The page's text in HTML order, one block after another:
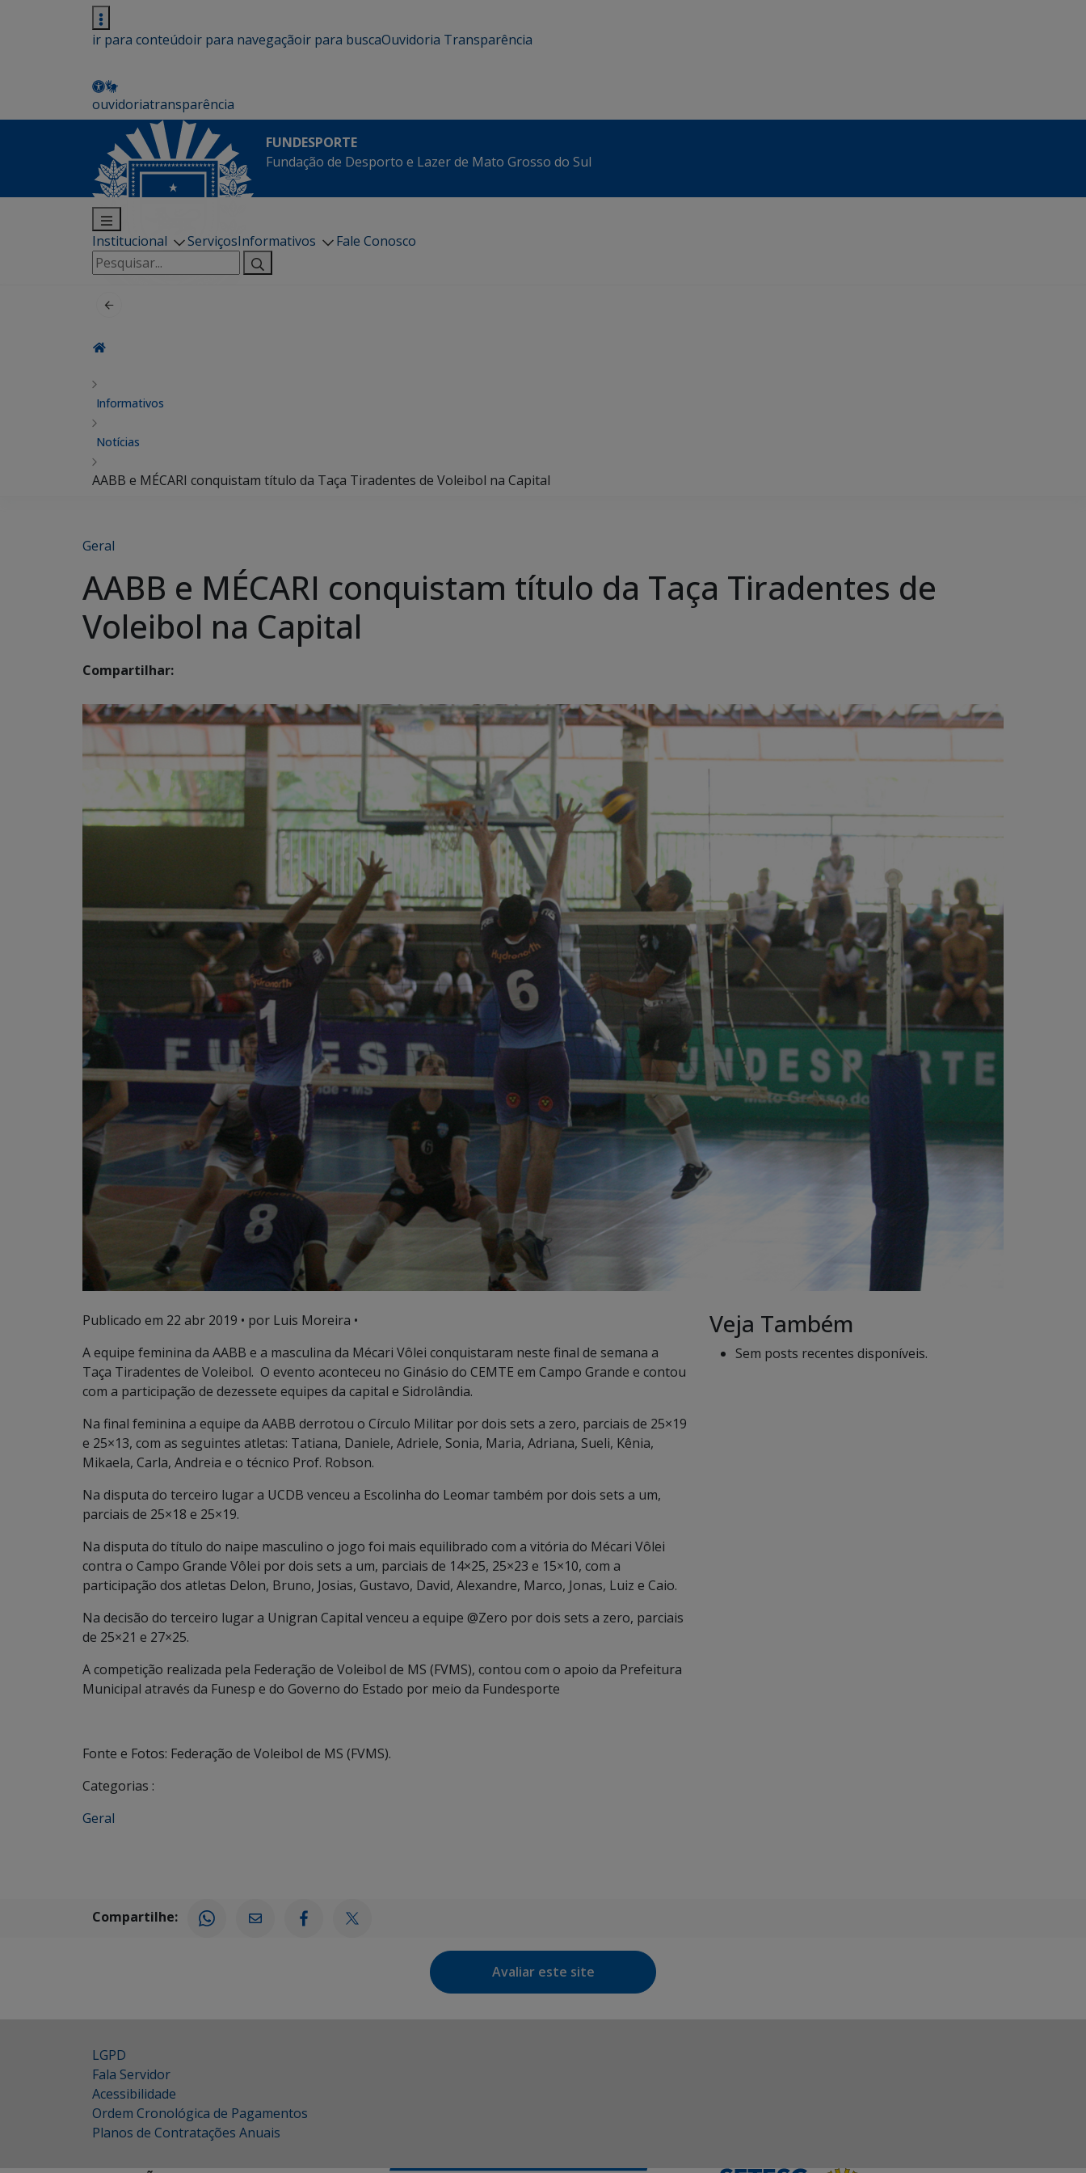
ir para conteúdoir para navegaçãoir para buscaOuvidoria Transparência
ouvidoriatransparência
FUNDESPORTE
Fundação de Desporto e Lazer de Mato Grosso do Sul
Institucional ServiçosInformativos
Fale Conosco
Pesquisar
por:
Informativos
Notícias
AABB e MÉCARI conquistam título da Taça Tiradentes de Voleibol na Capital
Geral
AABB e MÉCARI conquistam título da Taça Tiradentes de
Voleibol na Capital
Compartilhar:
Publicado em 22 abr 2019 • por Luis Moreira •
A equipe feminina da AABB e a masculina da Mécari Vôlei conquistaram neste final de semana a
Taça Tiradentes de Voleibol. O evento aconteceu no Ginásio do CEMTE em Campo Grande e contou
com a participação de dezessete equipes da capital e Sidrolândia.
Na final feminina a equipe da AABB derrotou o Círculo Militar por dois sets a zero, parciais de 25×19
e 25×13, com as seguintes atletas: Tatiana, Daniele, Adriele, Sonia, Maria, Adriana, Sueli, Kênia,
Mikaela, Carla, Andreia e o técnico Prof. Robson.
Na disputa do terceiro lugar a UCDB venceu a Escolinha do Leomar também por dois sets a um,
parciais de 25×18 e 25×19.
Na disputa do título do naipe masculino o jogo foi mais equilibrado com a vitória do Mécari Vôlei
contra o Campo Grande Vôlei por dois sets a um, parciais de 14×25, 25×23 e 15×10, com a
participação dos atletas Delon, Bruno, Josias, Gustavo, David, Alexandre, Marco, Jonas, Luiz e Caio.
Na decisão do terceiro lugar a Unigran Capital venceu a equipe @Zero por dois sets a zero, parciais
de 25×21 e 27×25.
A competição realizada pela Federação de Voleibol de MS (FVMS), contou com o apoio da Prefeitura
Municipal através da Funesp e do Governo do Estado por meio da Fundesporte
Fonte e Fotos: Federação de Voleibol de MS (FVMS).
Categorias :
Geral
Veja Também
Sem posts recentes disponíveis.
Compartilhe:
Avaliar este site
LGPD
Fala Servidor
Acessibilidade
Ordem Cronológica de Pagamentos
Planos de Contratações Anuais